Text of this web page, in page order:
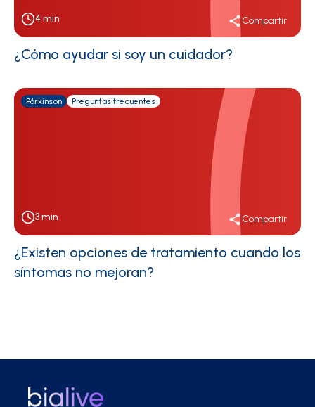
4 min Compartir
¿Cómo ayudar si soy un cuidador?
Párkinson Preguntas frecuentes
3min Compartir
¿Existen opciones de tratamiento cuando los
síntomas no mejoran?